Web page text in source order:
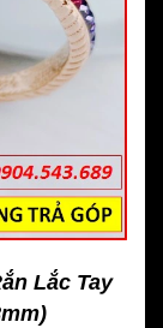
Lắc Tay